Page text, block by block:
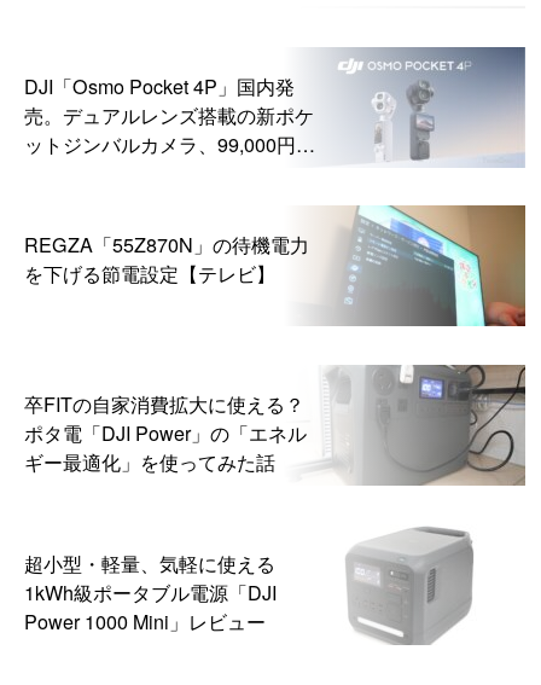
DJI「Osmo Pocket 4P」国内発
売。デュアルレンズ搭載の新ポケ
ットジンバルカメラ、99,000円か
REGZA「55Z870N」の待機電力
を下げる節電設定【テレビ】
卒FITの自家消費拡大に使える？
ポタ電「DJI Power」の「エネル
ギー最適化」を使ってみた話
超小型・軽量、気軽に使える
1kWh級ポータブル電源「DJI
Power 1000 Mini」レビュー